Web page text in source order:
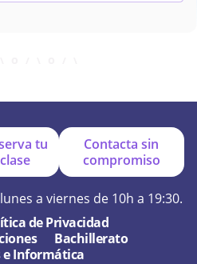
prueba?
tu
clase
Contacta sin
compromiso
a viernes de 10h a 19:30.
de Privacidad
Bachillerato
e Informática